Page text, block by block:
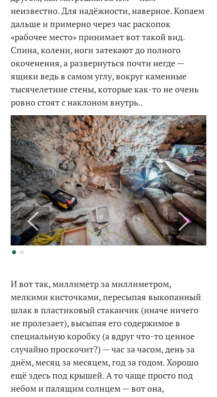
неизвестно. Для надёжности, наверное. Копаем
дальше и примерно через час раскопок
«рабочее место» принимает вот такой вид.
Спина, колени, ноги затекают до полного
окоченения, а развернуться почти негде —
ящики ведь в самом углу, вокруг каменные
тысячелетние стены, которые как-то не очень
ровно стоят с наклоном внутрь..
И вот так, миллиметр за миллиметром,
мелкими кисточками, пересыпая выкопанный
шлак в пластиковый стаканчик (иначе ничего
не пролезает), высыпая его содержимое в
специальную коробку (а вдруг что-то ценное
случайно проскочит?) — час за часом, день за
днём, месяц за месяцем, год за годом. Хорошо
ещё здесь под крышей. А то чаще просто под
небом и палящим солнцем — вот она,